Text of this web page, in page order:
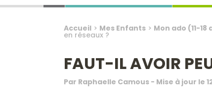
Accueil> Mes Enfants> Mon ado (11-18
en réseaux ?
FAUT-IL AVOIR
Par Raphaelle Camous- Mise à jour le